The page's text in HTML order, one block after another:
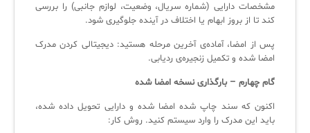
مشخصات دارایی (شماره سریال، وضعیت، لوازم جانبی) را بررسی
کند تا از بروز ابهام یا اختلاف در آینده جلوگیری شود.
پس از امضا، آماده‌ی آخرین مرحله هستید: دیجیتالی کردن مدرک
امضا شده و تکمیل زنجیره‌ی ردیابی.
گام چهارم – بارگذاری نسخه امضا شده
اکنون که سند چاپ شده امضا شده و دارایی تحویل داده شده،
باید این مدرک را وارد سیستم کنید. روش کار: